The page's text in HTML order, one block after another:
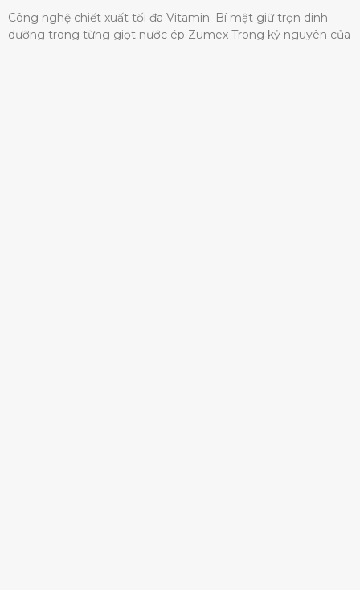
Công nghệ chiết xuất tối đa Vitamin: Bí mật giữ trọn dinh
dưỡng trong từng giọt nước ép Zumex Trong kỷ nguyên của